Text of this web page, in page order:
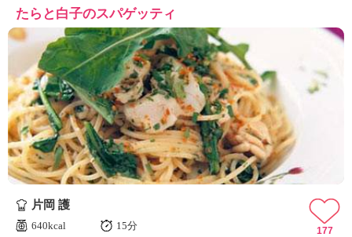
たらと白子のスパゲッティ
片岡 護
640kcal
15分
177